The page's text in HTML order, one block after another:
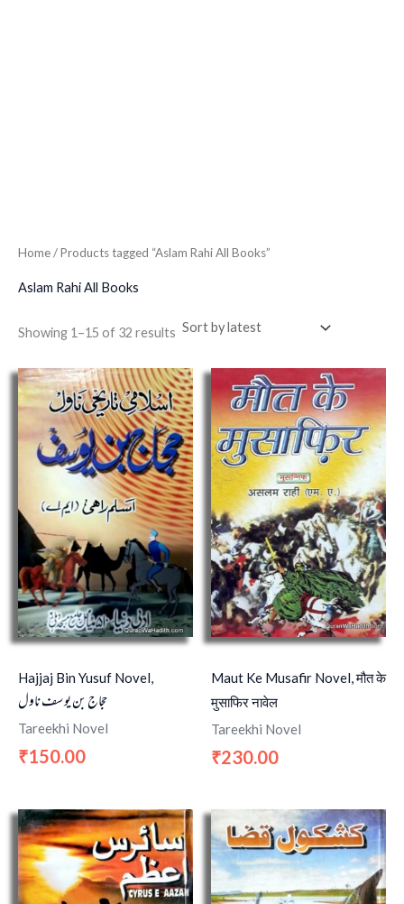
Home/ Products tagged “Aslam Rahi All Books”
Aslam Rahi All Books
Showing 1–15 of 32 results
Hajjaj Bin Yusuf Novel,
حجاج بن یوسف ناول
Tareekhi Novel
₹150.00
Maut Ke Musafir Novel, मौत के
मुसाफिर नावेल
Tareekhi Novel
₹230.00